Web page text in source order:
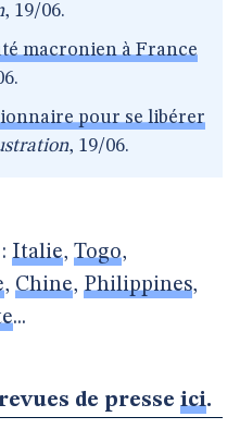
, 19/06.
macronien à France
pour se libérer
, 19/06.
Italie, Togo,
, Chine, Philippines,
...
de presse ici.